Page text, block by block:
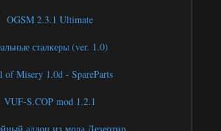
OGSM 2.3.1 Ultimate
сталкеры (ver. 1.0)
of Misery 1.0d - SpareParts
VUF-S.COP mod 1.2.1